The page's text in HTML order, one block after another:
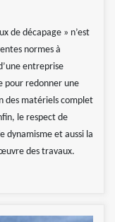
de décapage » n’est
normes à
entreprise
pour redonner une
des matériels complet
le respect de
dynamisme et aussi la
des travaux.